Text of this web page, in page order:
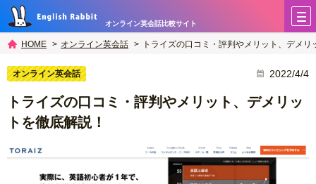
オンライン英会話比較サイト
HOME オンライン英会話 トライズの口コミ・評判やメリット、デメリ
オンライン英会話 2022/4/4
トライズの口コミ・評判やメリット、デメリッ
トを徹底解説！